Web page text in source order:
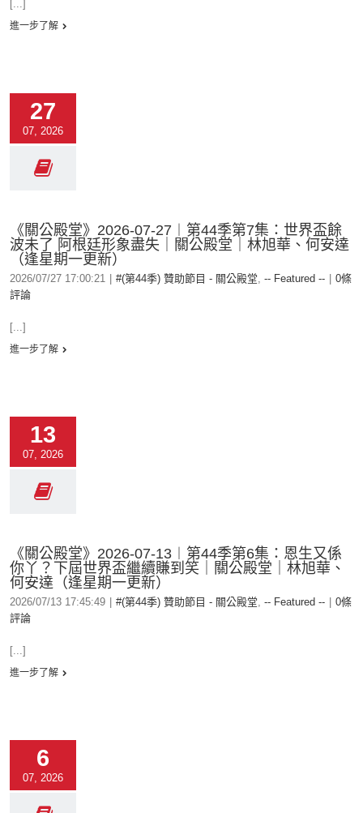
[...]
進一步了解
27
07, 2026
《關公殿堂》2026-07-27︱第44季第7集：世界盃餘
波未了 阿根廷形象盡失｜關公殿堂｜林旭華、何安達
（逢星期一更新）
2026/07/27 17:00:21 #(第44季) 贊助節目 - 關公殿堂, -- Featured --
0條
評論
[...]
進一步了解
13
07, 2026
《關公殿堂》2026-07-13︱第44季第6集：恩生又係
你丫？下屆世界盃繼續賺到笑｜關公殿堂｜林旭華、
何安達（逢星期一更新）
2026/07/13 17:45:49 #(第44季) 贊助節目 - 關公殿堂, -- Featured --
0條
評論
[...]
進一步了解
6
07, 2026